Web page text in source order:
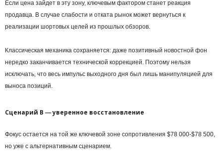
Если цена зайдет в эту зону, ключевым фактором станет реакция
продавца. В случае слабости и отката рынок может вернуться к
реализации шортовых целей из прошлых обзоров.
Классическая механика сохраняется: даже позитивный новостной фон
нередко заканчивается технической коррекцией. Поэтому нельзя
исключать, что весь импульс выходного дня был лишь манипуляцией для
выноса позиций.
Сценарий B ― уверенное восстановление
Фокус остается на той же ключевой зоне сопротивления $78 000-$78 500,
но уже с альтернативным сценарием.